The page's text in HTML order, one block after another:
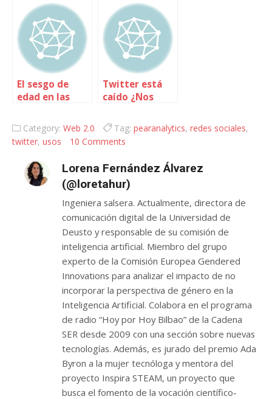
El sesgo de
edad en las
Twitter está
caído ¿Nos
Category: Web 2.0 Tag: pearanalytics, redes sociales,
twitter, usos 10 Comments
Lorena Fernández Álvarez
(@loretahur)
Ingeniera salsera. Actualmente, directora de
comunicación digital de la Universidad de
Deusto y responsable de su comisión de
inteligencia artificial. Miembro del grupo
experto de la Comisión Europea Gendered
Innovations para analizar el impacto de no
incorporar la perspectiva de género en la
Inteligencia Artificial. Colabora en el programa
de radio “Hoy por Hoy Bilbao” de la Cadena
SER desde 2009 con una sección sobre nuevas
tecnologías. Además, es jurado del premio Ada
Byron a la mujer tecnóloga y mentora del
proyecto Inspira STEAM, un proyecto que
busca el fomento de la vocación científico-